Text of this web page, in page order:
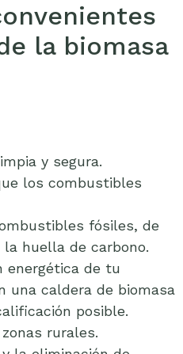
la biomasa
y segura.
los combustibles
fósiles, de
huella de carbono.
energética de tu
una caldera de biomasa
posible.
rurales.